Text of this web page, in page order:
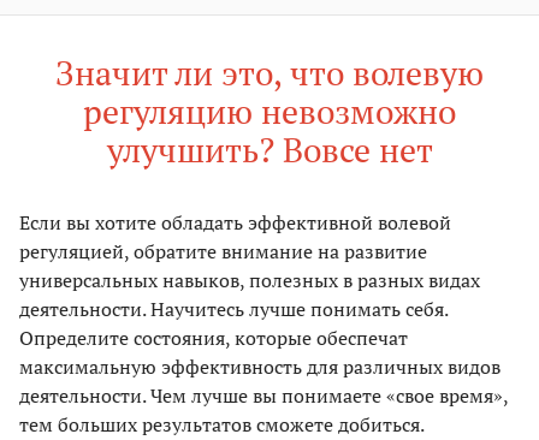
Значит ли это, что волевую
регуляцию невозможно
улучшить? Вовсе нет
Если вы хотите обладать эффективной волевой
регуляцией, обратите внимание на развитие
универсальных навыков, полезных в разных видах
деятельности. Научитесь лучше понимать себя.
Определите состояния, которые обеспечат
максимальную эффективность для различных видов
деятельности. Чем лучше вы понимаете «свое время»,
тем больших результатов сможете добиться.